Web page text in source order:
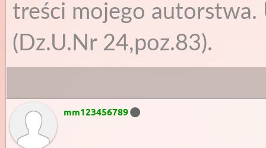
treści mojego
(Dz.U.Nr 24,poz.83).
mm123456789